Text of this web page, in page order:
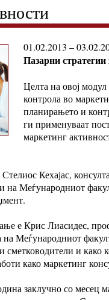
01.02.2013 –
Пазарни
Целта на овој
контрола во
планирањето и
ги применуваат
маркетинг
Кехајас,
на Меѓународниот
е Крис Лиасидес,
Меѓународниот
сметководители и
како маркетинг
заклучно со